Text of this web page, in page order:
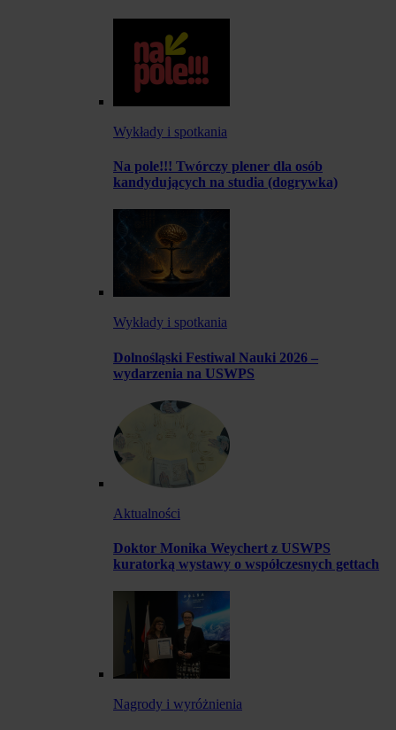
Wykłady i spotkania
Na pole!!! Twórczy plener dla osób
kandydujących na studia (dogrywka)
Wykłady i spotkania
Dolnośląski Festiwal Nauki 2026 –
wydarzenia na USWPS
Aktualności
Doktor Monika Weychert z USWPS
kuratorką wystawy o współczesnych gettach
Nagrody i wyróżnienia